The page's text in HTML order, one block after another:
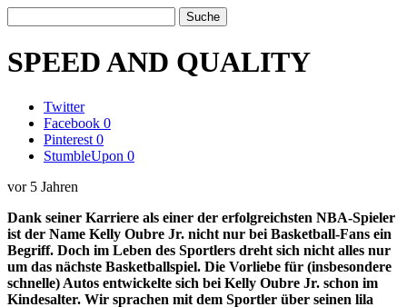
SPEED AND QUALITY
Twitter
Facebook 0
Pinterest 0
StumbleUpon 0
vor 5 Jahren
Dank seiner Karriere als einer der erfolgreichsten NBA-Spieler
ist der Name Kelly Oubre Jr. nicht nur bei Basketball-Fans ein
Begriff. Doch im Leben des Sportlers dreht sich nicht alles nur
um das nächste Basketballspiel. Die Vorliebe für (insbesondere
schnelle) Autos entwickelte sich bei Kelly Oubre Jr. schon im
Kindesalter. Wir sprachen mit dem Sportler über seinen lila